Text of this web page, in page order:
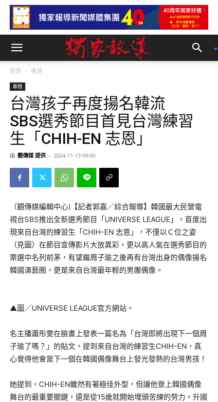
首頁 專題
專題
台灣孩子再度揚名韓流
SBS選秀節目首見台灣練習
生「CHIH-EN 志恩」
由 觀傳媒 提供 - 2024-11-13 09:00
（觀傳媒編輯中心)【記者郭嘉／綜合報導】韓國最大民營電
視台SBS推出全新選秀節目「UNIVERSE LEAGUE」，首度出
現來自台灣的練習生「CHIH-EN 志恩」，不僅以Ｃ位之姿
（見圖）在節目宣傳影片大放異彩，更以高人氣在選秀節目的
票選中名列前茅，有望繼周子瑜之後再有台灣出身的偶像揚名
韓國演藝圈，更是來自台灣最年輕的男團偶像。
▲圖／UNIVERSE LEAGUE官方網站。
名主播蕭彤雯在臉書上發表一篇名為「台灣即將出現下一個周
子瑜了嗎？」的貼文，提到來自台灣的練習生CHIH-EN，真
心覺得他會是下一個在韓國偶像舞台上發光發熱的台灣男孩！
她提到，CHIH-EN雖然有著極佳外型，但讓他登上韓國偶像
舞台的最重要關鍵，還是從15歲就開始埋頭苦練的努力。升國